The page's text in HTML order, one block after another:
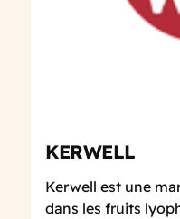
KERWELL
Kerwell est une
dans les fruits